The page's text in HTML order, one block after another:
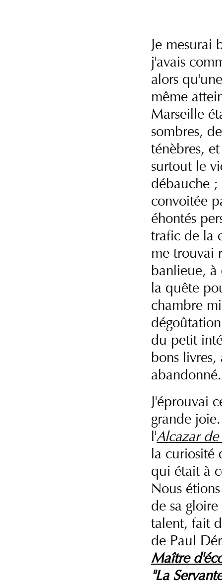
Je mesurai
j'avais
alors
même
Marseille
sombres,
ténèbres,
surtout le
débauche ;
convoitée
éhontés
trafic de la
me trouvai
banlieue, à
la quête
chambre
du petit
bons
abandonné.
J'éprouvai
grande
l'Alcazar
la curiosité
qui était à
Nous
de sa
talent, fait
de Paul
Maître
"La